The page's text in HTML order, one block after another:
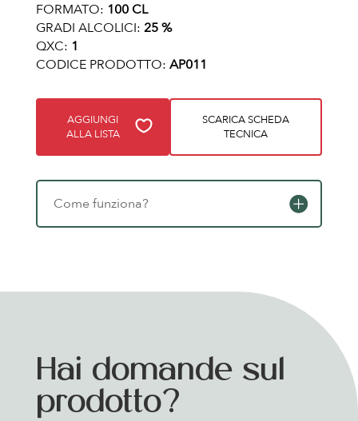
FORMATO: 100 CL
GRADI ALCOLICI: 25 %
QXC: 1
CODICE PRODOTTO: AP011
AGGIUNGI
ALLA LISTA
SCARICA SCHEDA
TECNICA
Come funziona?
Hai domande sul
prodotto?